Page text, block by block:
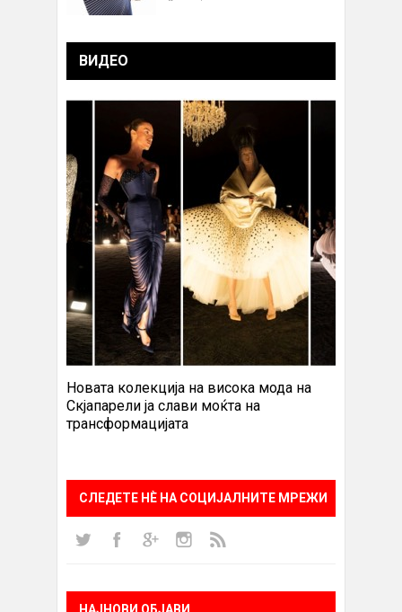
ВИДЕО
Новата колекција на висока мода на
Скјапарели ја слави моќта на
трансформацијата
СЛЕДЕТЕ НÈ НА СОЦИЈАЛНИТЕ МРЕЖИ